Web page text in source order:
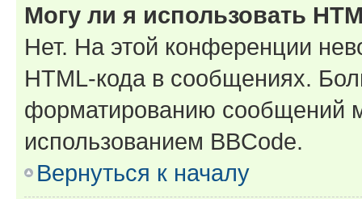
Могу ли я использовать
Нет. На этой конференции
HTML-кода в сообщениях.
форматированию сообщений
использованием BBCode.
Вернуться к началу